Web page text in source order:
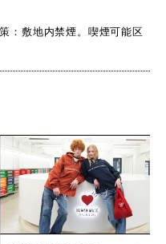
：敷地内禁煙。喫煙可能区